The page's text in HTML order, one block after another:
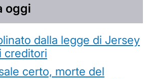
oggi
dalla legge di Jersey
creditori
certo, morte del